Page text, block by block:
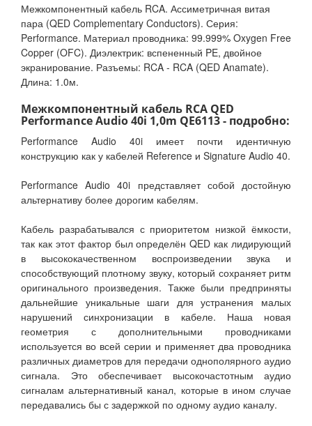
Межкомпонентный кабель RCA. Ассиметричная витая
пара (QED Complementary Conductors). Серия:
Performance. Материал проводника: 99.999% Oxygen Free
Copper (OFC). Диэлектрик: вспененный PE, двойное
экранирование. Разъемы: RCA - RCA (QED Anamate).
Длина: 1.0м.
Межкомпонентный кабель RCA QED
Performance Audio 40i 1,0m QE6113 - подробно:
Performance Audio 40i имеет почти идентичную
конструкцию как у кабелей Reference и Signature Audio 40.
Performance Audio 40i представляет собой достойную
альтернативу более дорогим кабелям.
Кабель разрабатывался с приоритетом низкой ёмкости,
так как этот фактор был определён QED как лидирующий
в высококачественном воспроизведении звука и
способствующий плотному звуку, который сохраняет ритм
оригинального произведения. Также были предприняты
дальнейшие уникальные шаги для устранения малых
нарушений синхронизации в кабеле. Наша новая
геометрия с дополнительными проводниками
используется во всей серии и применяет два проводника
различных диаметров для передачи однополярного аудио
сигнала. Это обеспечивает высокочастотным аудио
сигналам альтернативный канал, которые в ином случае
передавались бы с задержкой по одному аудио каналу.